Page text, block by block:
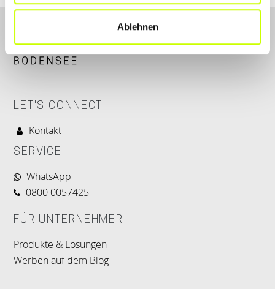
Ablehnen
LET'S CONNECT
Kontakt
SERVICE
WhatsApp
0800 0057425
FÜR UNTERNEHMER
Produkte & Lösungen
Werben auf dem Blog